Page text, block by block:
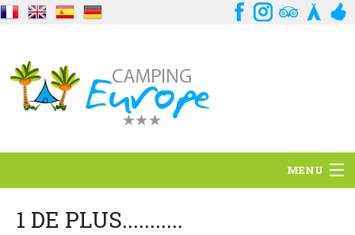
MENU
Standort
1 DE PLUS...........